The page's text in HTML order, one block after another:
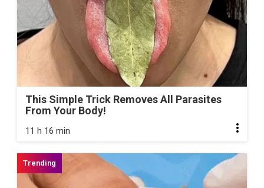
This Simple Trick Removes All Parasites
From Your Body!
11 h 16 min